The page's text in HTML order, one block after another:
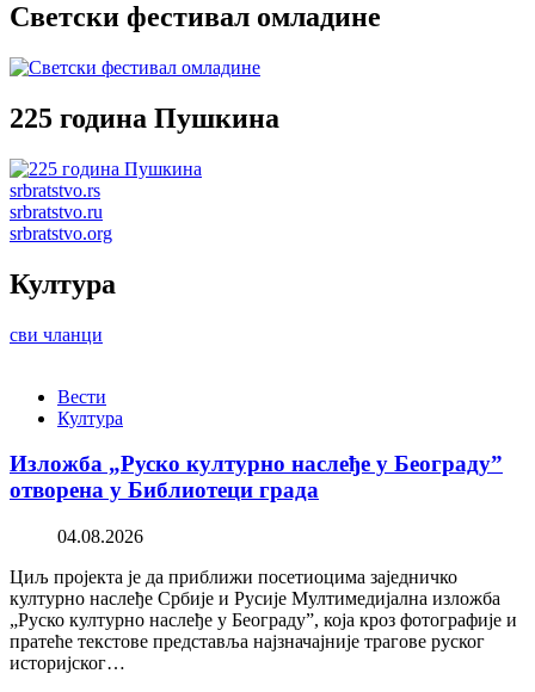
Светски фестивал омладине
225 година Пушкина
srbratstvo.rs
srbratstvo.ru
srbratstvo.org
Култура
сви чланци
Вести
Култура
Изложба „Руско културно наслеђе у Београду”
отворена у Библиотеци града
04.08.2026
Циљ пројекта је да приближи посетиоцима заједничко
културно наслеђе Србије и Русије Мултимедијална изложба
„Руско културно наслеђе у Београду”, која кроз фотографије и
пратеће текстове представља најзначајније трагове руског
историјског…